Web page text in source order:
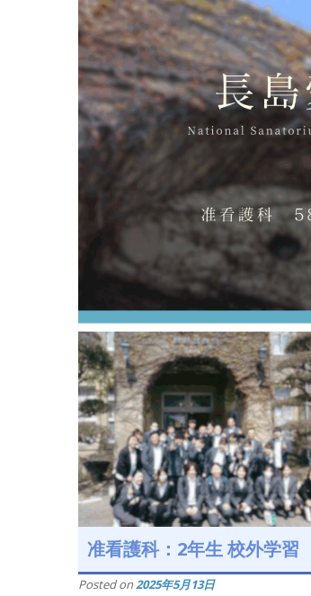
准看護科：2年生 校外学習
Posted on2025年5月13日